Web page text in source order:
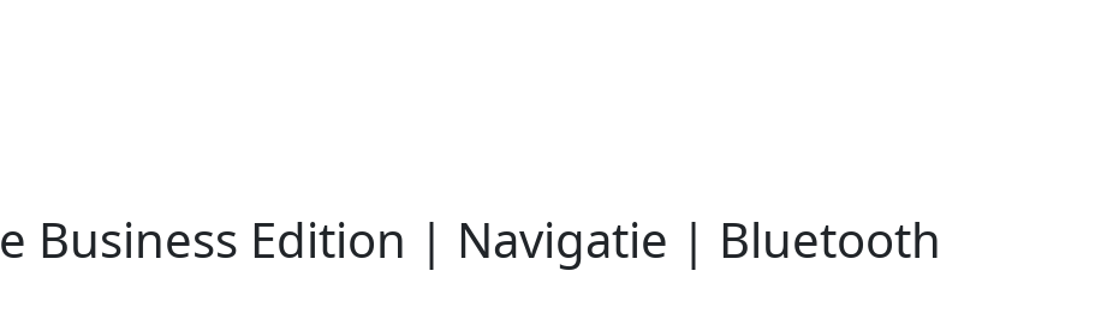
Business Edition | Navigatie | Bluetooth